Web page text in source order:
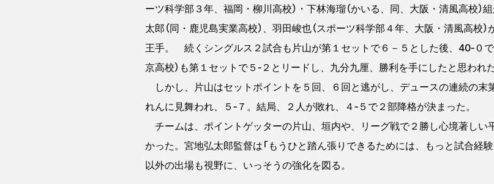
ーツ科学部３年、福岡・柳川高校）・下林海瑠（かいる、同、大阪・清風高校
太郎（同・鹿児島実業高校）、羽田峻也（スポーツ科学部４年、大阪・清風高校
王手。 続くシングルス２試合も片山が第１セットで６－５とした後、40‐０
京高校）も第１セットで５‐２とリードし、九分九厘、勝利を手にしたと思われた
しかし、片山はセットポイントを５回、６回と逃がし、デュースの連続の末
れんに見舞われ、５‐７。結局、２人が敗れ、４‐５で２部降格が決まった。
チームは、ポイントゲッターの片山、垣内や、リーグ戦で２勝し心境著しい
かった。宮地弘太郎監督は「もうひと踏ん張りできるためには、もっと試合経
以外の出場も視野に、いっそうの強化を図る。